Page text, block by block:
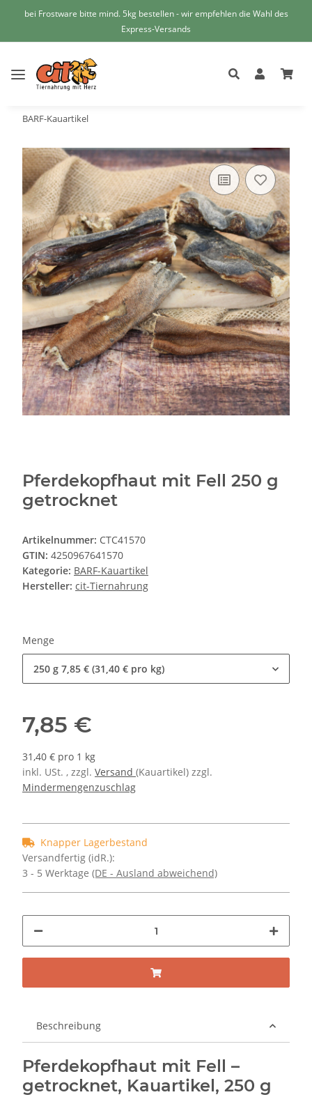
bei Frostware bitte mind. 5kg bestellen - wir empfehlen die Wahl des
Express-Versands
BARF-Kauartikel
Pferdekopfhaut mit Fell 250 g
getrocknet
Artikelnummer: CTC41570
GTIN: 4250967641570
Kategorie: BARF-Kauartikel
Hersteller: cit-Tiernahrung
Menge
250 g 7,85 € (31,40 € pro kg)
7,85 €
31,40 € pro 1 kg
inkl. USt. , zzgl. Versand (Kauartikel) zzgl.
Mindermengenzuschlag
Knapper Lagerbestand
Versandfertig (idR.):
3 - 5 Werktage (DE - Ausland abweichend)
Beschreibung
Pferdekopfhaut mit Fell –
getrocknet, Kauartikel, 250 g